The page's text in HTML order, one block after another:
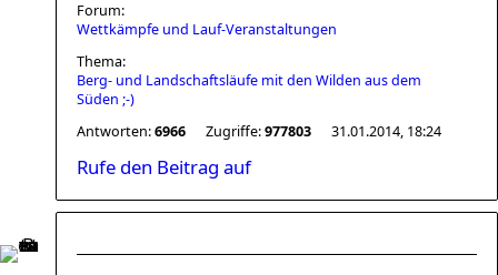
Forum:
Wettkämpfe und Lauf-Veranstaltungen
Thema:
Berg- und Landschaftsläufe mit den Wilden aus dem
Süden ;-)
Antworten:6966 Zugriffe:977803 31.01.2014, 18:24
Rufe den Beitrag auf